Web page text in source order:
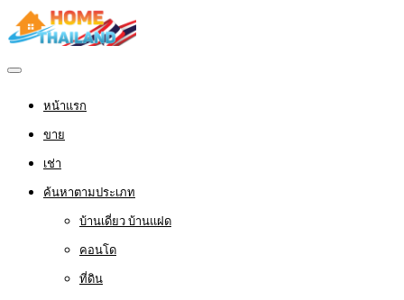
หน้าแรก
ขาย
เช่า
ค้นหาตามประเภท
บ้านเดี่ยว บ้านแฝด
คอนโด
ที่ดิน